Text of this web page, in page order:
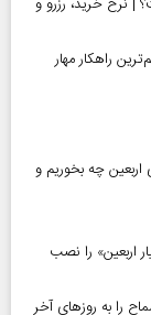
راهکار مهار
اربعین ۱۴۰۵ | در گرمای اربعین چه بخوریم و
اربعین» را نصب
سامانه سماح را به روز‌های آخر